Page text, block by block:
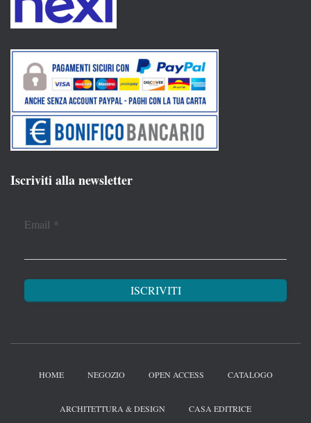
Iscriviti alla newsletter
Email *
HOME NEGOZIO OPEN ACCESS CATALOGO
ARCHITETTURA & DESIGN CASA EDITRICE